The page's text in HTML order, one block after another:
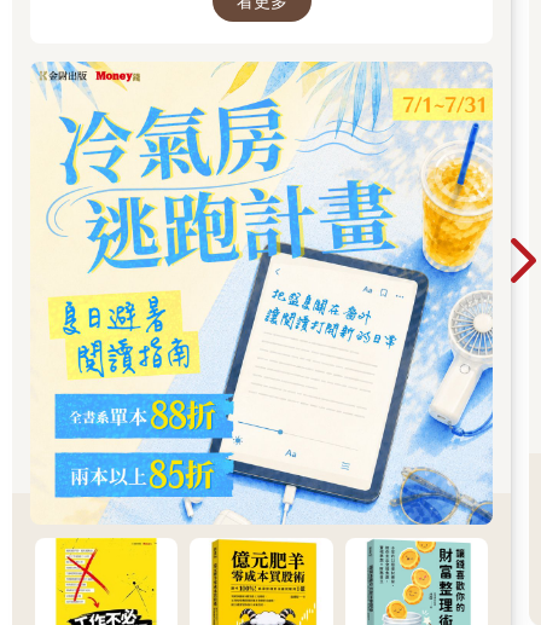
（本文摘錄自第2章綠革命：藏在腸道裡的健康密碼）
【書摘2】
10日綠拿鐵的好處與飲用禁忌
很多人最初被綠拿鐵吸引，是因為有減重需要，一聽10天可以減4
～ 7 公斤，就很想試試看這種不挨餓的減重方法。
我對激烈的斷食法或半斷食法，一直相當猶豫，所以在過去20 、
30 年來從未嘗試過，但10 日綠拿鐵不一樣，它很簡單，還不會讓
人挨餓；不需要限制熱量，只要知道哪些東西不能吃就行，完全
不用辛苦計算熱量；食材也很容易購買、準備。
10日綠拿鐵的4 大好處
大致說來，10 日綠拿鐵具有以下好處：
1. 不挨餓也能健康減重
「 十日綠拿鐵 」最棒的一點就是隨時都能喝綠拿鐵，餓了也可以
吃水果、蔬菜、水煮蛋或無鹽堅果。加上綠拿鐵的高纖維、低熱
量，增加飽足感，不挨餓的減重方式，不僅讓身體壓力小，還能
避免暴飲暴食，效果真的很穩定。
2. 味蕾大改造，遠離重口味
很多人在這段期間，不只清掉體內的毒素，連味蕾也一起重啟。
掉了糖癮、咖啡癮和酒癮，還遠離了加工食品，感覺健康一步步
回來了！
3. 身體進入健康模式